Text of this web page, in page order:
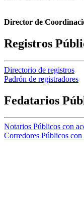
Director de
Registros
Directorio de registros
Padrón de registradores
Fedatarios
Notarios Públicos con
Corredores Públicos